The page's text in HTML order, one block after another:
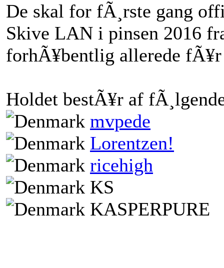
De skal for fÃ¸rste gang
Skive LAN i pinsen 2016
forhÃ¥bentlig allerede fÃ¥r
Holdet bestÃ¥r af
mvpede
Lorentzen!
ricehigh
KS
KASPERPURE